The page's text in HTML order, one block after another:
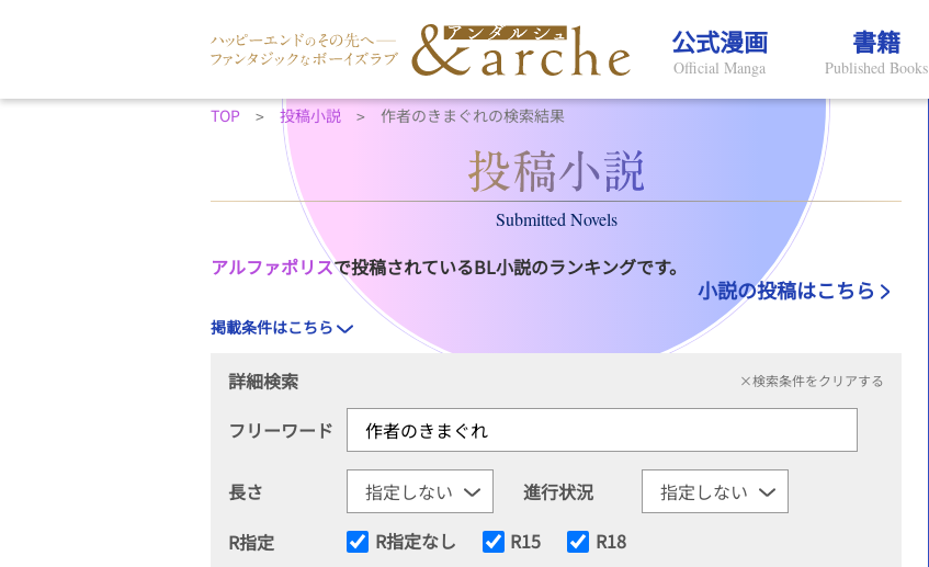
公式漫画
Official Manga
書籍
Published Books
TOP 投稿小説 作者のきまぐれの検索結果
Submitted Novels
アルファポリスで投稿されているBL小説のランキングです。
小説の投稿はこちら
掲載条件はこちら
詳細検索 ×検索条件をクリアする
フリーワード
長さ
進行状況
R指定
R指定なし R15 R18